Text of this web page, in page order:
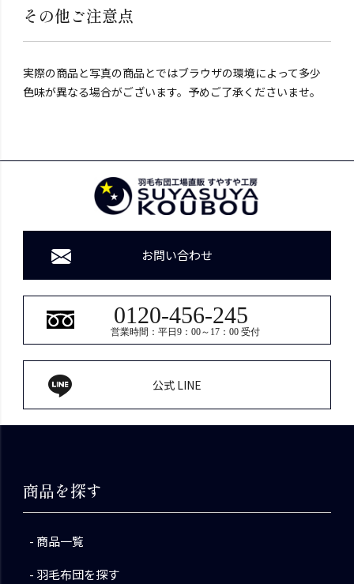
その他ご注意点
実際の商品と写真の商品とではブラウザの環境によって多少
色味が異なる場合がございます。予めご了承くださいませ。
お問い合わせ
0120-456-245
営業時間：平日9：00～17：00 受付
公式 LINE
商品を探す
商品一覧
羽毛布団を探す